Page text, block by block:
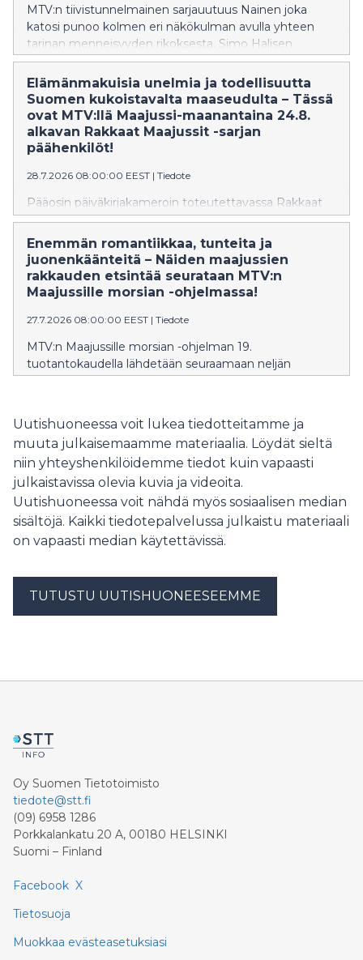
MTV:n tiivistunnelmainen sarjauutuus Nainen joka
katosi punoo kolmen eri näkökulman avulla yhteen
tarinan menneisyyden rikoksesta. Simo Halisen
romaaniin perustuvaa neliosaista sarjaa tähdittävät
Saga Sarkola, Johannes Holopainen, Oona Airola ja
Pekka Strang.
Elämänmakuisia unelmia ja todellisuutta
Suomen kukoistavalta maaseudulta – Tässä
ovat MTV:llä Maajussi-maanantaina 24.8.
alkavan Rakkaat Maajussit -sarjan
päähenkilöt!
28.7.2026 08:00:00 EEST | Tiedote
Pääosin päiväkirjakameroin toteutettavassa Rakkaat
Maajussit -sarjassa päästään seuraamaan elämää
neljän Maajussille morsian -sarjassa esiintyneen
maajussin tiloilla yhden kesän ajan. Mukana ovat
ohjelmasta toisensa löytäneet Niina ja Kalle, Tuomo ja
Marjo sekä Victoria ja Tarja.
Enemmän romantiikkaa, tunteita ja
juonenkäänteitä – Näiden maajussien
rakkauden etsintää seurataan MTV:n
Maajussille morsian -ohjelmassa!
27.7.2026 08:00:00 EEST | Tiedote
MTV:n Maajussille morsian -ohjelman 19.
tuotantokaudella lähdetään seuraamaan neljän
maajussin rakkauden etsintää.
Uutishuoneessa voit lukea tiedotteitamme ja
muuta julkaisemaamme materiaalia. Löydät sieltä
niin yhteyshenkilöidemme tiedot kuin vapaasti
julkaistavissa olevia kuvia ja videoita.
Uutishuoneessa voit nähdä myös sosiaalisen median
sisältöjä. Kaikki tiedotepalvelussa julkaistu materiaali
on vapaasti median käytettävissä.
TUTUSTU UUTISHUONEESEEMME
Oy Suomen Tietotoimisto
tiedote@stt.fi
(09) 6958 1286
Porkkalankatu 20 A, 00180 HELSINKI
Suomi – Finland
Facebook X
Tietosuoja
Muokkaa evästeasetuksiasi